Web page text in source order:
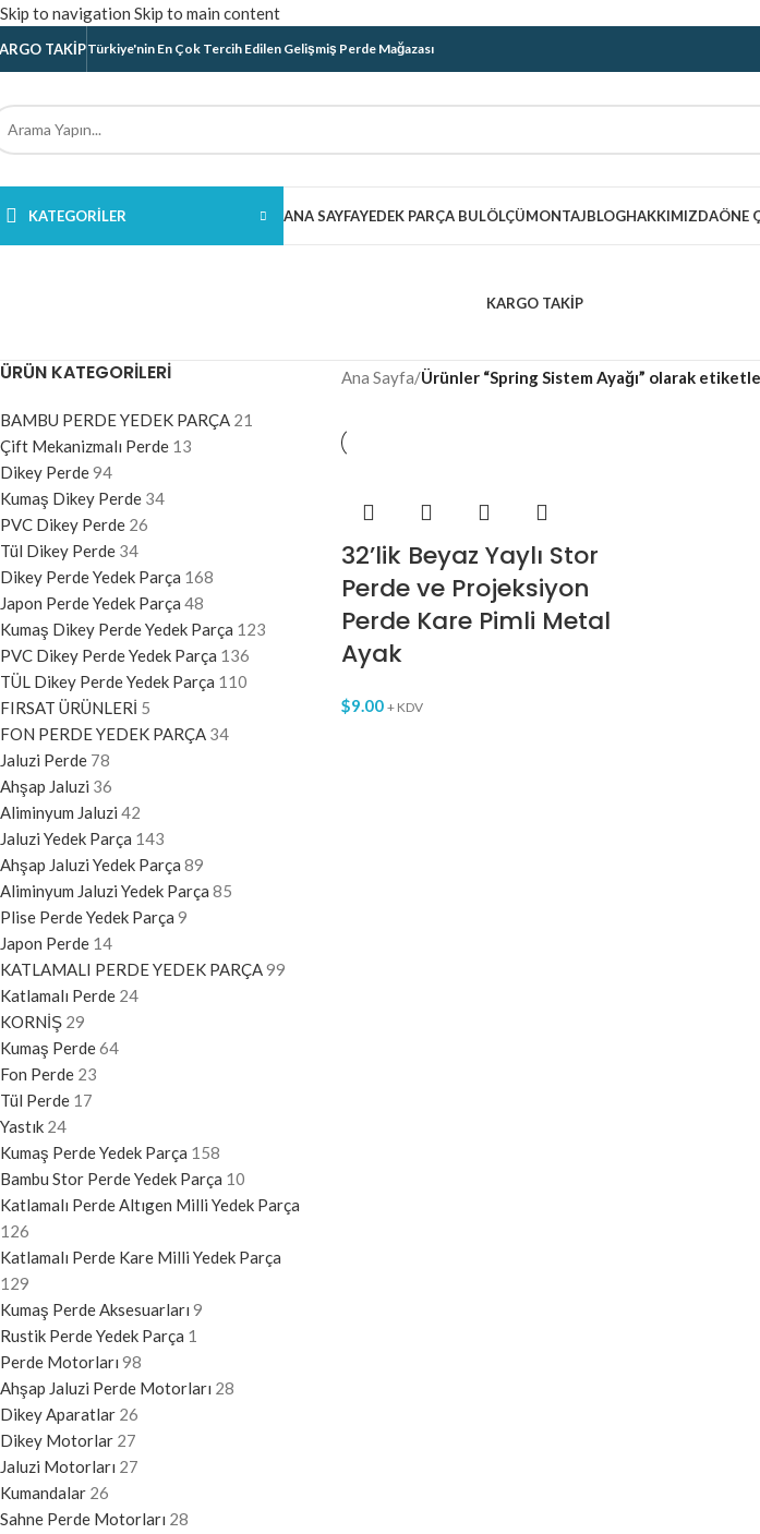
Skip to navigation Skip to main content
TAKIPTürkiye'nin En Çok Tercih Edilen Gelişmiş Perde Mağazası
KATEGORILER ANA SAYFAYEDEK PARÇA BULÖLÇÜMONTAJBLOGHAKKIMIZDAÖNE
KARGO TAKIP
ÜRÜN KATEGORILERI
BAMBU PERDE YEDEK PARÇA 21
Çift Mekanizmalı Perde 13
Dikey Perde94
Kumaş Dikey Perde 34
PVC Dikey Perde 26
Tül Dikey Perde 34
Dikey Perde Yedek Parça 168
Japon Perde Yedek Parça 48
Kumaş Dikey Perde Yedek Parça 123
PVC Dikey Perde Yedek Parça 136
TÜL Dikey Perde Yedek Parça 110
FIRSAT ÜRÜNLERİ 5
FON PERDE YEDEK PARÇA 34
Jaluzi Perde 78
Ahşap Jaluzi 36
Aliminyum Jaluzi 42
Jaluzi Yedek Parça 143
Ahşap Jaluzi Yedek Parça 89
Aliminyum Jaluzi Yedek Parça 85
Plise Perde Yedek Parça 9
Japon Perde 14
KATLAMALI PERDE YEDEK PARÇA99
Katlamalı Perde 24
KORNİŞ 29
Kumaş Perde64
Fon Perde 23
Tül Perde 17
Yastık 24
Kumaş Perde Yedek Parça 158
Bambu Stor Perde Yedek Parça 10
Katlamalı Perde Altıgen Milli Yedek Parça
126
Katlamalı Perde Kare Milli Yedek Parça
129
Kumaş Perde Aksesuarları 9
Rustik Perde Yedek Parça 1
Perde Motorları 98
Ahşap Jaluzi Perde Motorları 28
Dikey Aparatlar 26
Dikey Motorlar 27
Jaluzi Motorları 27
Kumandalar 26
Sahne Perde Motorları 28
Ana Sayfa/Ürünler “Spring Sistem Ayağı” olarak
32’lik Beyaz Yaylı Stor
Perde ve Projeksiyon
Perde Kare Pimli Metal
Ayak
$9.00 + KDV